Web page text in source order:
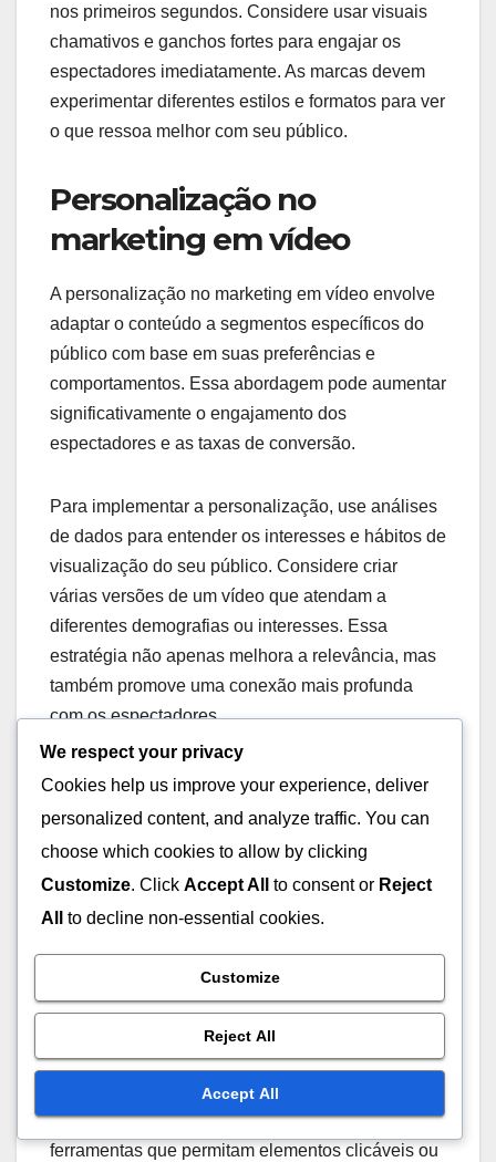
nos primeiros segundos. Considere usar visuais
chamativos e ganchos fortes para engajar os
espectadores imediatamente. As marcas devem
experimentar diferentes estilos e formatos para ver
o que ressoa melhor com seu público.
Personalização no
marketing em vídeo
A personalização no marketing em vídeo envolve
adaptar o conteúdo a segmentos específicos do
público com base em suas preferências e
comportamentos. Essa abordagem pode aumentar
significativamente o engajamento dos
espectadores e as taxas de conversão.
Para implementar a personalização, use análises
de dados para entender os interesses e hábitos de
visualização do seu público. Considere criar
várias versões de um vídeo que atendam a
diferentes demografias ou interesses. Essa
estratégia não apenas melhora a relevância, mas
também promove uma conexão mais profunda
com os espectadores.
Experiências de vídeo
interativas
Experiências de vídeo interativas permitem que os
espectadores interajam ativamente com o
história ou responder a perguntas durante o vídeo.
Essa tendência está se tornando cada vez mais
popular, pois aumenta o engajamento e a
retenção dos espectadores.
Para criar vídeos interativos, considere usar
ferramentas que permitam elementos clicáveis ou
We respect your privacy
Cookies help us improve your experience, deliver
personalized content, and analyze traffic. You can
choose which cookies to allow by clicking
Customize. Click Accept All to consent or Reject
All
to decline non-essential cookies.
Customize
Reject All
Accept All